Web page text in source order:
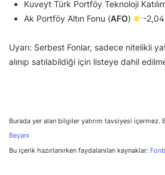
Kuveyt Türk Portföy Teknoloji
Ak Portföy Altın Fonu (AFO) -
Uyarı: Serbest Fonlar, sadece nitelikli
alınıp satılabildiği için listeye dahil
Burada yer alan bilgiler yatırım tavsiyesi içermez.
Beyanı
Bu içerik hazırlanırken faydalanılan kaynaklar: